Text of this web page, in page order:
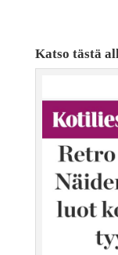
Katso tästä